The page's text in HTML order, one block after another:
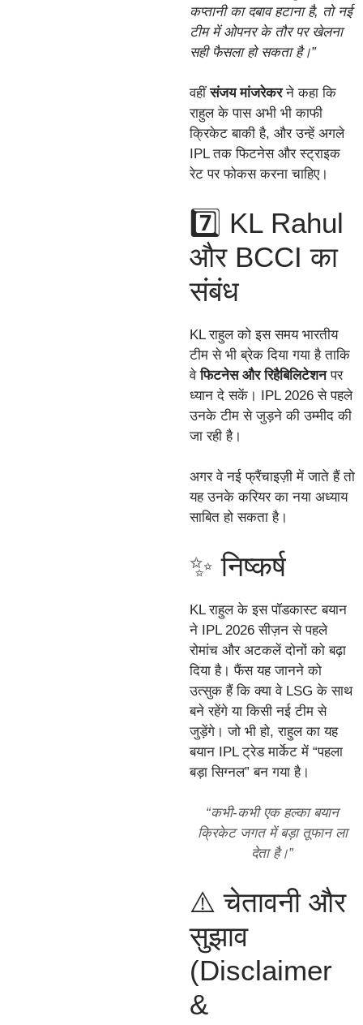
कप्तानी का दबाव हटाना है, तो नई
टीम में ओपनर के तौर पर खेलना
सही फैसला हो सकता है।”
वहींसंजय मांजरेकरने कहा कि
राहुल के पास अभी भी काफी
क्रिकेट बाकी है, और उन्हें अगले
IPL तक फिटनेस और स्ट्राइक
रेट पर फोकस करना चाहिए।
7️⃣ KL Rahul
और BCCI का
संबंध
KL राहुल को इस समय भारतीय
टीम से भी ब्रेक दिया गया है ताकि
वेफिटनेस और रिहैबिलिटेशनपर
ध्यान दे सकें। IPL 2026 से पहले
उनके टीम से जुड़ने की उम्मीद की
जा रही है।
अगर वे नई फ्रैंचाइज़ी में जाते हैं तो
यह उनके करियर का नया अध्याय
साबित हो सकता है।
✨ निष्कर्ष
KL राहुल के इस पॉडकास्ट बयान
ने IPL 2026 सीज़न से पहले
रोमांच और अटकलें दोनों को बढ़ा
दिया है। फैंस यह जानने को
उत्सुक हैं कि क्या वे LSG के साथ
बने रहेंगे या किसी नई टीम से
जुड़ेंगे। जो भी हो, राहुल का यह
बयान IPL ट्रेड मार्केट में “पहला
बड़ा सिग्नल” बन गया है।
“कभी-कभी एक हल्का बयान
क्रिकेट जगत में बड़ा तूफान ला
देता है।”
⚠️ चेतावनी और
सुझाव
(Disclaimer
&